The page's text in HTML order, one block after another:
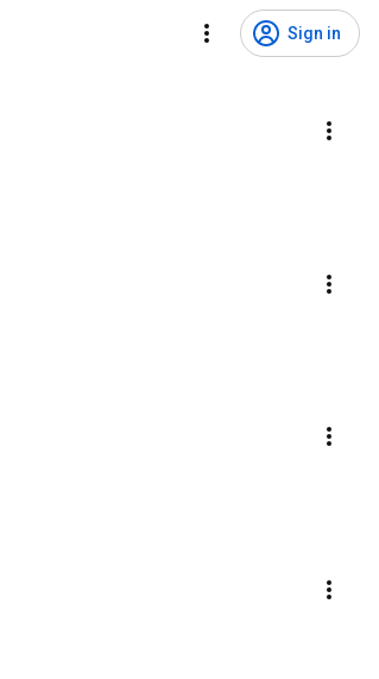
Sign in